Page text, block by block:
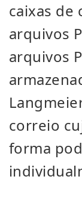
caixas de
arquivos
arquivos
correio
forma